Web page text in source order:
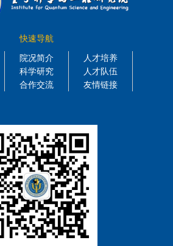
快速导航
院况简介
人才培养
科学研究
人才队伍
合作交流 友情链接